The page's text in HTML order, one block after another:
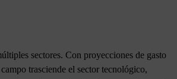
sectores. Con proyecciones de gasto
trasciende el sector tecnológico,